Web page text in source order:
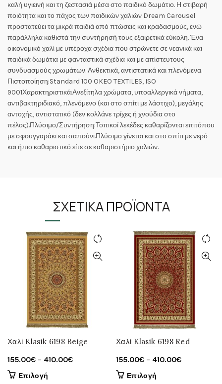
καλή υγιεινή και τη ζεστασιά μέσα στο παιδικό δωμάτιο. Η στιβαρή
ποιότητα και το πάχος των παιδικών χαλιών Dream Carousel
προστατεύει τα μικρά παιδιά από πτώσεις και κραδασμούς, ενώ
παράλληλα καθιστά την συντήρησή τους εξαιρετικά εύκολη. Ένα
οικονομικό χαλί με υπέροχα σχέδια που στρώνετε σε νεανικά και
παιδικά δωμάτια με φανταστικά σχέδια και με απίστευτους
συνδυασμούς χρωμάτων. Ανθεκτικά, αντιστατικά και πλενόμενα.
Πιστοποίηση:Standard 100 OKEO TEXTILES, ISO
9001Χαρακτηριστικά:Ανεξίτηλα χρώματα, υποαλλεργικά νήματα,
αντιβακτηριδιακό, πλενόμενο (και στο σπίτι με λάστιχο), μεγάλης
αντοχής, αντιστατικό (δεν κολλάνε τρίχες ή χνούδια στο
πέλος).Πλύσιμο/Συντήρηση:Τοπικοί λεκέδες καθαρίζονται επιτόπου
με σφουγγαράκι και σαπούνι.Πλύσιμο γίνεται και στο σπίτι με νερό
και ήπιο καθαριστικό είτε σε καθαριστήριο χαλιών.
ΣΧΕΤΙΚΆ ΠΡΟΪΌΝΤΑ
Χαλί Klasik 6198 Beige
155.00€ – 410.00€Price
Επιλογή
Χαλί Klasik 6198 Red
155.00€ – 410.00€Price
Επιλογή